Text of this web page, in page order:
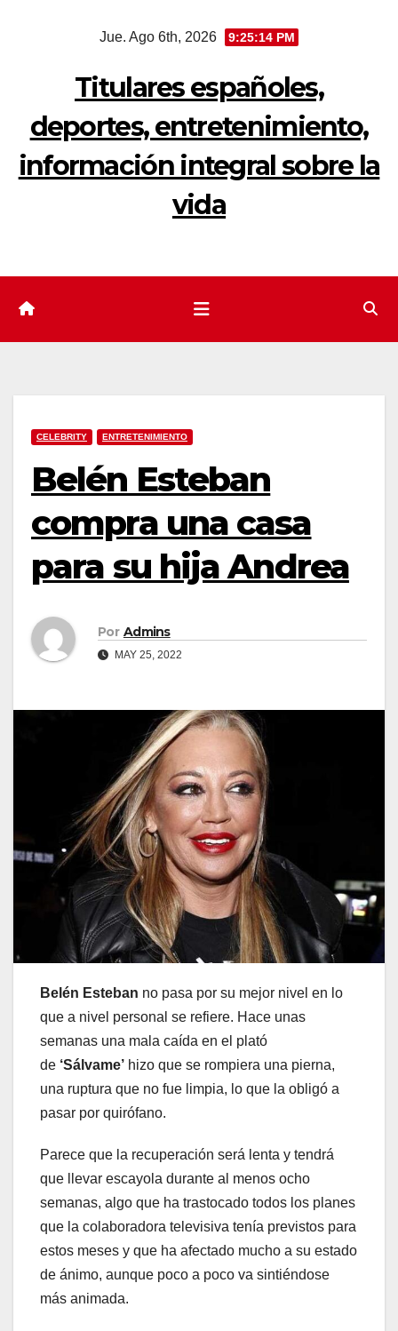
Jue. Ago 6th, 2026 9:25:15 PM
Titulares españoles,
deportes, entretenimiento,
información integral sobre la
vida
CELEBRITY ENTRETENIMIENTO
Belén Esteban
compra una casa
para su hija Andrea
Por Admins
MAY 25, 2022
Belén Esteban no pasa por su mejor nivel en lo
que a nivel personal se refiere. Hace unas
semanas una mala caída en el plató
de ‘Sálvame’ hizo que se rompiera una pierna,
una ruptura que no fue limpia, lo que la obligó a
pasar por quirófano.
Parece que la recuperación será lenta y tendrá
que llevar escayola durante al menos ocho
semanas, algo que ha trastocado todos los planes
que la colaboradora televisiva tenía previstos para
estos meses y que ha afectado mucho a su estado
de ánimo, aunque poco a poco va sintiéndose
más animada.